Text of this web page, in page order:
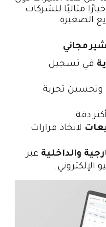
مثاليًا للشركات
الصغيرة.
مجاني
في تسجيل
وتحسين تجربة
دقة.
لاتخاذ قرارات
والداخلية عبر
الإلكتروني.